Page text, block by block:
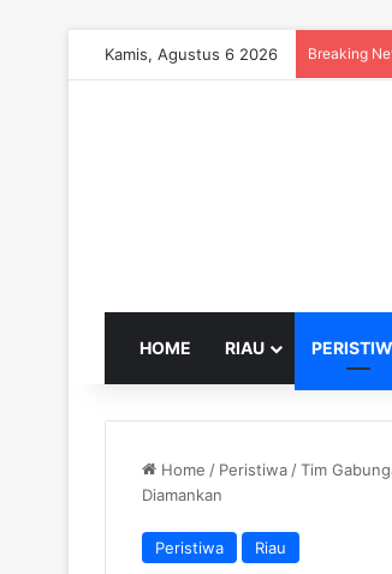
Kamis, Agustus 6 2026 Breaking
HOME RIAU
Home / Peristiwa /Tim
Diamankan
Peristiwa Riau